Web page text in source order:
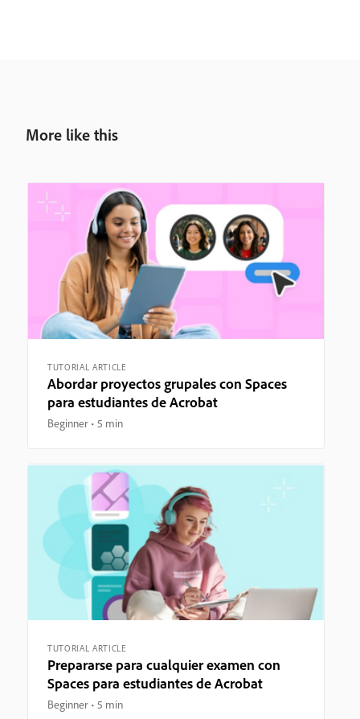
More like this
TUTORIAL ARTICLE
Abordar proyectos grupales con Spaces
para estudiantes de Acrobat
Beginner 5 min
TUTORIAL ARTICLE
Prepararse para cualquier examen con
Spaces para estudiantes de Acrobat
Beginner 5 min